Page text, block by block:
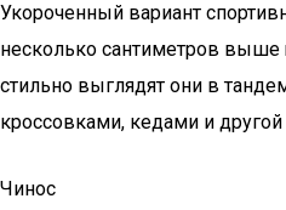
Укороченный вариант
несколько сантиметров
стильно выглядят они в
кроссовками, кедами и
Чинос